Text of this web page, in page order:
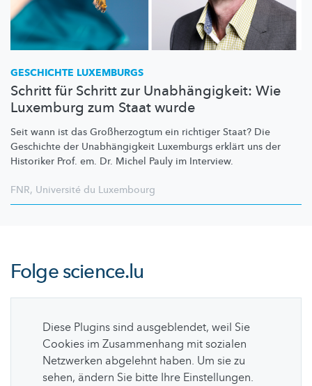
GESCHICHTE LUXEMBURGS
Schritt für Schritt zur Unabhängigkeit: Wie
Luxemburg zum Staat wurde
Seit wann ist das Großherzogtum ein richtiger Staat? Die
Geschichte der Unabhängigkeit Luxemburgs erklärt uns der
Historiker Prof. em. Dr. Michel Pauly im Interview.
FNR, Université du Luxembourg
Folgescience.lu
Diese Plugins sind ausgeblendet, weil Sie
Cookies im Zusammenhang mit sozialen
Netzwerken abgelehnt haben. Um sie zu
sehen, ändern Sie bitte Ihre Einstellungen.